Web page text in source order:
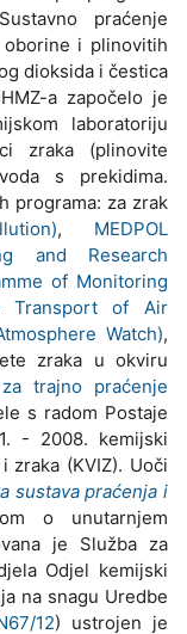
praćenje
i plinovitih
dioksida i čestica
a započelo je
laboratoriju
zraka (plinovite
s prekidima.
programa: za zrak
, MEDPOL
and Research
of Monitoring
Transport of Air
Watch),
zraka u okviru
trajno praćenje
s radom Postaje
- 2008. kemijski
zraka (KVIZ). Uoči
sustava praćenja i
o unutarnjem
je Služba za
Odjel kemijski
na snagu Uredbe
12) ustrojen je